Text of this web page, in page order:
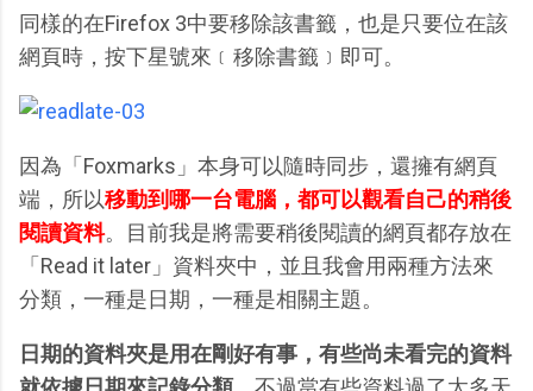
同樣的在Firefox 3中要移除該書籤，也是只要位在該
網頁時，按下星號來﹝移除書籤﹞即可。
因為「Foxmarks」本身可以隨時同步，還擁有網頁
端，所以移動到哪一台電腦，都可以觀看自己的稍後
閱讀資料。目前我是將需要稍後閱讀的網頁都存放在
「Read it later」資料夾中，並且我會用兩種方法來
分類，一種是日期，一種是相關主題。
日期的資料夾是用在剛好有事，有些尚未看完的資料